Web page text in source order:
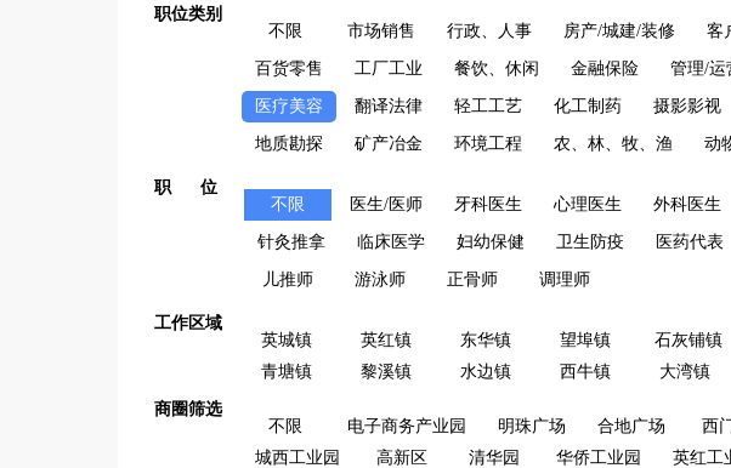
职位类别
不限
市场销售 行政、人事 房产/城建/装修 客
百货零售 工厂工业 餐饮、休闲 金融保险 管理/运
医疗美容 翻译法律 轻工工艺 化工制药 摄影影视
地质勘探 矿产冶金 环境工程 农、林、牧、渔 动
职 位
不限
医生/医师 牙科医生 心理医生 外科医生
针灸推拿 临床医学 妇幼保健 卫生防疫 医药代表
儿推师 游泳师 正骨师 调理师
工作区域
英城镇
英红镇 东华镇 望埠镇 石灰铺镇
青塘镇
黎溪镇 水边镇 西牛镇 大湾镇
商圈筛选
不限
电子商务产业园 明珠广场 合地广场 西
城西工业园
高新区 清华园 华侨工业园 英红工